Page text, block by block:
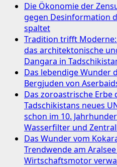
Die Ökonomie der
gegen Desinformation
spaltet
Tradition trifft
das architektonische
Dangara in
Das lebendige Wunder
Bergjuden von
Das zoroastrische Erbe
Tadschikistans neues
schon im 10.
Wasserfilter und
Das Wunder vom
Trendwende am
Wirtschaftsmotor